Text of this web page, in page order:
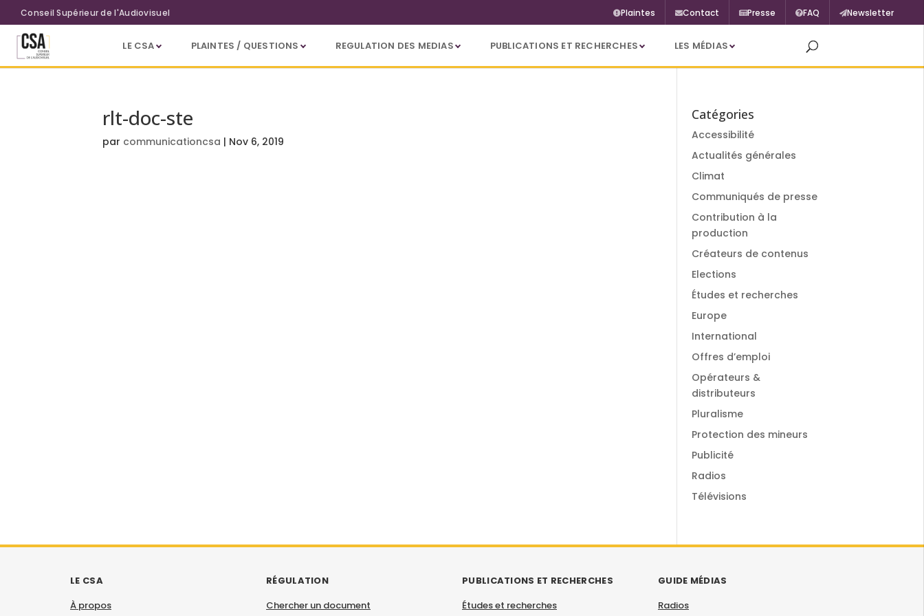
Aller au contenu principal
Conseil Supérieur de l'Audiovisuel Plaintes Contact Presse FAQ Newsletter
LE CSA PLAINTES / QUESTIONS REGULATION DES MEDIAS PUBLICATIONS ET RECHERCHES LES MÉDIAS
rlt-doc-ste
par communicationcsa | Nov 6, 2019
Catégories
Accessibilité
Actualités générales
Climat
Communiqués de presse
Contribution à la
production
Créateurs de contenus
Elections
Études et recherches
Europe
International
Offres d’emploi
Opérateurs &
distributeurs
Pluralisme
Protection des mineurs
Publicité
Radios
Télévisions
LE CSA
À propos
RÉGULATION
Chercher un document
PUBLICATIONS ET RECHERCHES
Études et recherches
GUIDE MÉDIAS
Radios